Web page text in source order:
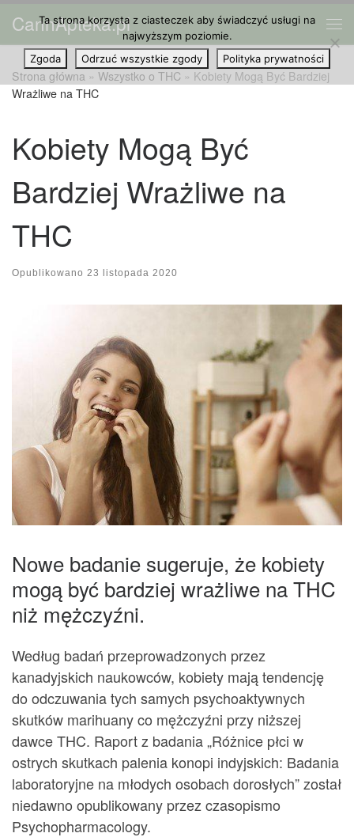
Przejdź do treści
CannApteka.pl
Strona główna » Wszystko o THC » Kobiety Mogą Być Bardziej
Wrażliwe na THC
Kobiety Mogą Być
Bardziej Wrażliwe na
THC
Opublikowano 23 listopada 2020
Nowe badanie sugeruje, że kobiety
mogą być bardziej wrażliwe na THC
niż mężczyźni.
Według badań przeprowadzonych przez
kanadyjskich naukowców, kobiety mają tendencję
do odczuwania tych samych psychoaktywnych
skutków marihuany co mężczyźni przy niższej
dawce THC. Raport z badania „Różnice płci w
ostrych skutkach palenia konopi indyjskich: Badania
laboratoryjne na młodych osobach dorosłych” został
niedawno opublikowany przez czasopismo
Psychopharmacology.
Ta strona korzysta z ciasteczek aby świadczyć usługi na
najwyższym poziomie.
Zgoda
Odrzuć wszystkie zgody Polityka prywatności